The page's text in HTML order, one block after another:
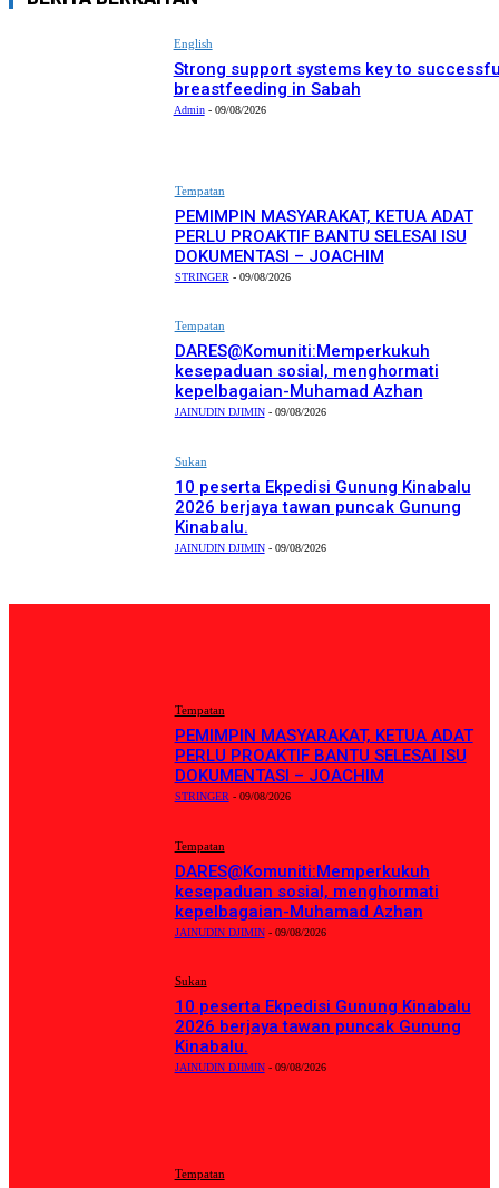
English
Strong support systems key to
breastfeeding in Sabah
Admin - 09/08/2026
Tempatan
PEMIMPIN MASYARAKAT, KETUA ADAT
PERLU PROAKTIF BANTU SELESAI ISU
DOKUMENTASI – JOACHIM
STRINGER - 09/08/2026
Tempatan
DARES@Komuniti:Memperkukuh
kesepaduan sosial, menghormati
kepelbagaian-Muhamad Azhan
JAINUDIN DJIMIN - 09/08/2026
Sukan
10 peserta Ekpedisi Gunung Kinabalu
2026 berjaya tawan puncak Gunung
Kinabalu.
JAINUDIN DJIMIN - 09/08/2026
Tempatan
PEMIMPIN MASYARAKAT, KETUA ADAT
PERLU PROAKTIF BANTU SELESAI ISU
DOKUMENTASI – JOACHIM
STRINGER - 09/08/2026
Tempatan
DARES@Komuniti:Memperkukuh
kesepaduan sosial, menghormati
kepelbagaian-Muhamad Azhan
JAINUDIN DJIMIN - 09/08/2026
Sukan
10 peserta Ekpedisi Gunung Kinabalu
2026 berjaya tawan puncak Gunung
Kinabalu.
JAINUDIN DJIMIN - 09/08/2026
Tempatan